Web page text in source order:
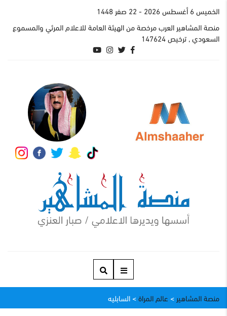
الخميس 6 أغسطس 2026
- 22 صفر 1448
منصة المشاهير العرب مرخصة من الهيئة العامة للاعلام المرئي والمسموع
السعودي , ترخيص 147624
منصة المشاهير > عالم المراة> السابليه